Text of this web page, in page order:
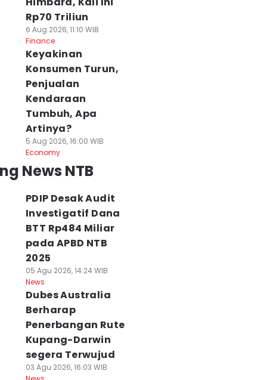
Rp70 Triliun
6 Aug 2026, 11:10 WIB
Finance
Keyakinan
Konsumen Turun,
Penjualan
Kendaraan
Tumbuh, Apa
Artinya?
5 Aug 2026, 16:00 WIB
Economy
News NTB
PDIP Desak Audit
Investigatif Dana
BTT Rp484 Miliar
pada APBD NTB
2025
05 Agu 2026, 14:24 WIB
News
Dubes Australia
Berharap
Penerbangan Rute
Kupang-Darwin
segera Terwujud
03 Agu 2026, 16:03 WIB